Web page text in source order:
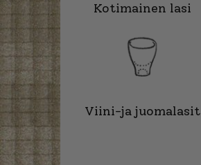
Kotimainen lasi
Viini-ja juomalasit